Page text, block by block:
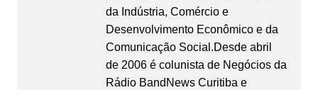
da Indústria, Comércio e
Desenvolvimento Econômico e da
Comunicação Social.Desde abril
de 2006 é colunista de Negócios da
Rádio BandNews Curitiba e